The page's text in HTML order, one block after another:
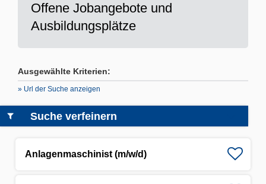
Offene Jobangebote und
Ausbildungsplätze
Ausgewählte Kriterien:
» Url der Suche anzeigen
Anlagenmaschinist (m/w/d)
Suche verfeinern